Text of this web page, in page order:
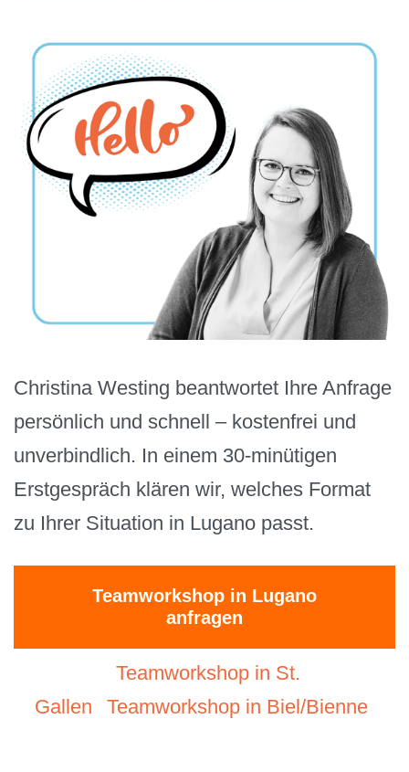
Christina Westing beantwortet Ihre Anfrage
persönlich und schnell – kostenfrei und
unverbindlich. In einem 30-minütigen
Erstgespräch klären wir, welches Format
zu Ihrer Situation in Lugano passt.
Teamworkshop in Lugano
anfragen
Teamworkshop in St.
Gallen
Teamworkshop in Biel/Bienne